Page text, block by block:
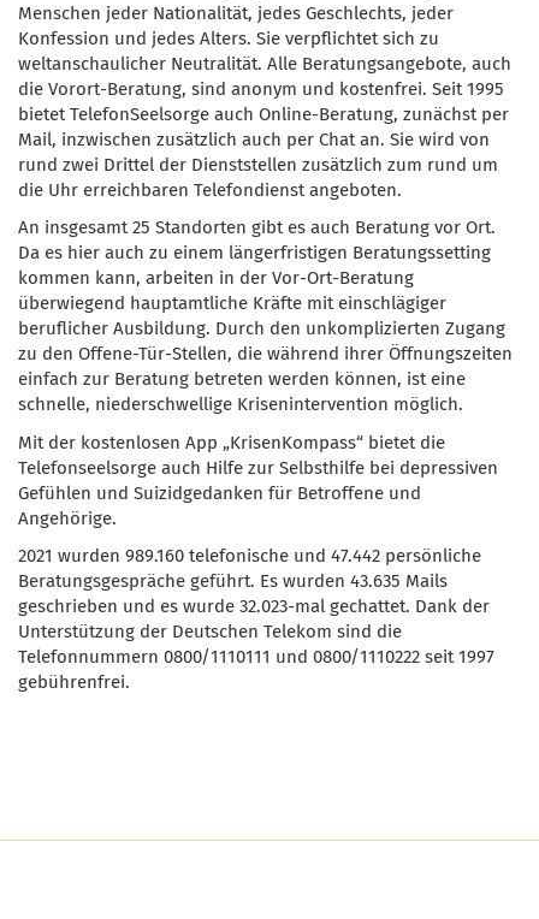
Menschen jeder Nationalität, jedes Geschlechts, jeder
Konfession und jedes Alters. Sie verpflichtet sich zu
weltanschaulicher Neutralität. Alle Beratungsangebote, auch
die Vorort-Beratung, sind anonym und kostenfrei. Seit 1995
bietet TelefonSeelsorge auch Online-Beratung, zunächst per
Mail, inzwischen zusätzlich auch per Chat an. Sie wird von
rund zwei Drittel der Dienststellen zusätzlich zum rund um
die Uhr erreichbaren Telefondienst angeboten.
An insgesamt 25 Standorten gibt es auch Beratung vor Ort.
Da es hier auch zu einem längerfristigen Beratungssetting
kommen kann, arbeiten in der Vor-Ort-Beratung
überwiegend hauptamtliche Kräfte mit einschlägiger
beruflicher Ausbildung. Durch den unkomplizierten Zugang
zu den Offene-Tür-Stellen, die während ihrer Öffnungszeiten
einfach zur Beratung betreten werden können, ist eine
schnelle, niederschwellige Krisenintervention möglich.
Mit der kostenlosen App „KrisenKompass“ bietet die
Telefonseelsorge auch Hilfe zur Selbsthilfe bei depressiven
Gefühlen und Suizidgedanken für Betroffene und
Angehörige.
2021 wurden 989.160 telefonische und 47.442 persönliche
Beratungsgespräche geführt. Es wurden 43.635 Mails
geschrieben und es wurde 32.023-mal gechattet. Dank der
Unterstützung der Deutschen Telekom sind die
Telefonnummern 0800/1110111 und 0800/1110222 seit 1997
gebührenfrei.